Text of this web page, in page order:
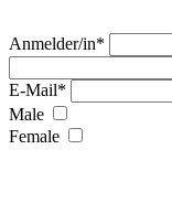
Anmelder/in*
E-Mail*
Male
Female